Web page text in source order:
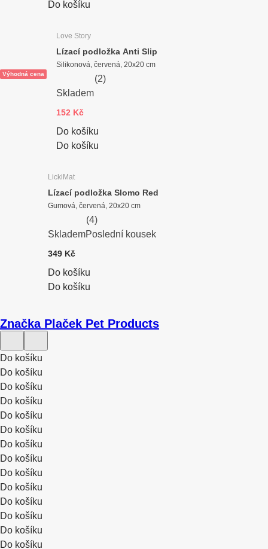
Do košíku
Výhodná cena
Love Story
Lízací podložka Anti Slip
Silikonová, červená, 20x20 cm
(2)
Skladem
152 Kč
Do košíku
Do košíku
LickiMat
Lízací podložka Slomo Red
Gumová, červená, 20x20 cm
(4)
SklademPoslední kousek
349 Kč
Do košíku
Do košíku
Značka Plaček Pet Products
Do košíku
Do košíku
Do košíku
Do košíku
Do košíku
Do košíku
Do košíku
Do košíku
Do košíku
Do košíku
Do košíku
Do košíku
Do košíku
Do košíku